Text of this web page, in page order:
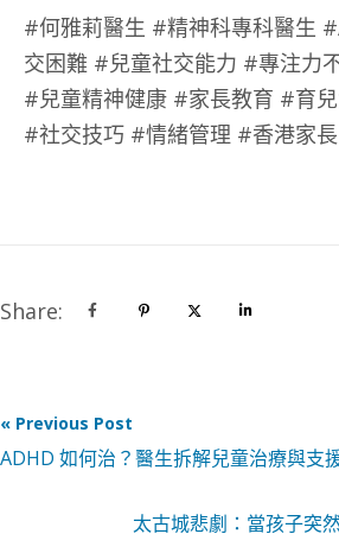
#何雅莉醫生 #精神科專科醫生
交困難 #兒童社交能力 #專注力
#兒童精神健康 #家長教育 #育
#社交技巧 #情緒管理 #香港家
Share:
« Previous Post
ADHD 如何治？醫生拆解兒童治療與支
太古城悲劇：當孩子突